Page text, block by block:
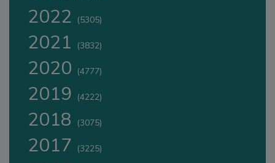
2022 (5305)
2021 (3832)
2020 (4777)
2019 (4222)
2018 (3075)
2017 (3225)